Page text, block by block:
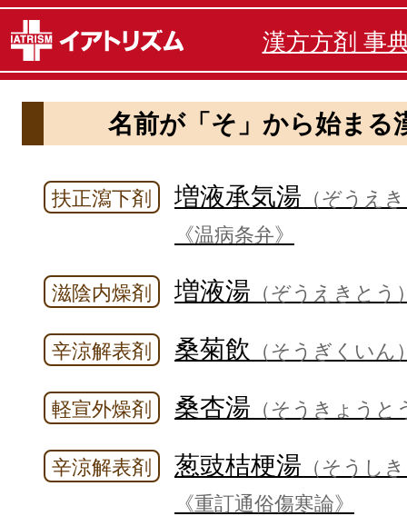
漢方方剤 事
名前が「そ」から始まる
扶正瀉下剤 増液承気湯 （ぞうえ
《温病条弁》
滋陰内燥剤 増液湯 （ぞうえきとう
辛涼解表剤 桑菊飲 （そうぎくいん
軽宣外燥剤 桑杏湯 （そうきょうと
辛涼解表剤 葱豉桔梗湯 （そうし
《重訂通俗傷寒論》